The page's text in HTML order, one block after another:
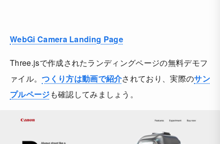
WebGi Camera Landing Page
Three.jsで作成されたランディングページの無料デモフ
ァイル。つくり方は動画で紹介されており、実際のサン
プルページも確認してみましょう。